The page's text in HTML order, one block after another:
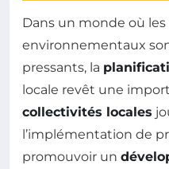
Dans un monde où
environnementaux
pressants, la
locale revêt une
collectivités locales
l’implémentation de
promouvoir un